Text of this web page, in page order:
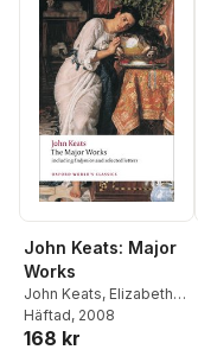
John Keats: Major
Works
John Keats, Elizabeth
Cook
Häftad, 2008
168 kr